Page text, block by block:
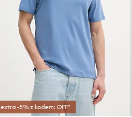
extra -5% z kodem: OFF*